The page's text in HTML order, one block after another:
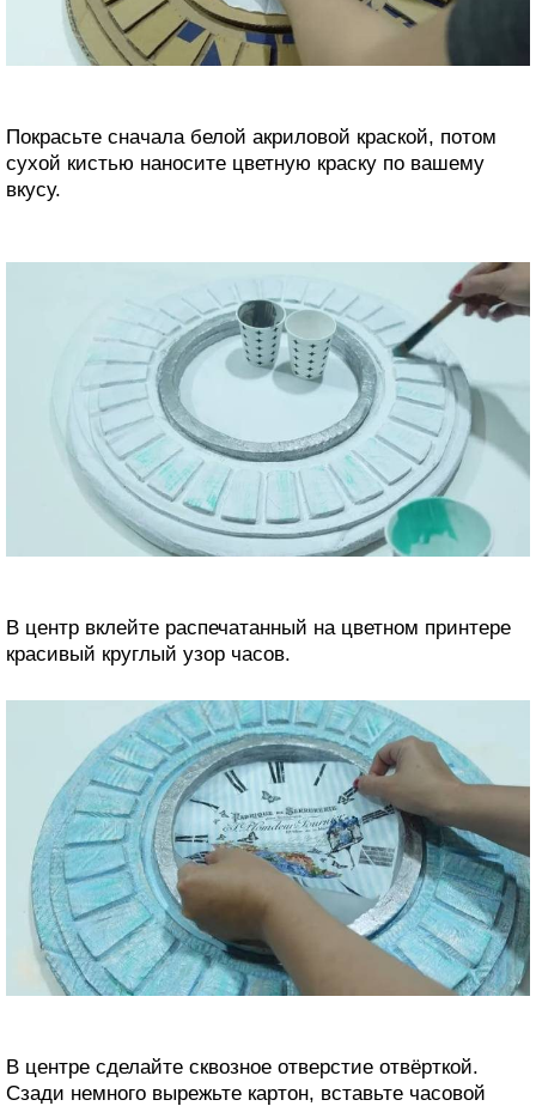
Покрасьте сначала белой акриловой краской, потом
сухой кистью наносите цветную краску по вашему
вкусу.
В центр вклейте распечатанный на цветном принтере
красивый круглый узор часов.
В центре сделайте сквозное отверстие отвёрткой.
Сзади немного вырежьте картон, вставьте часовой